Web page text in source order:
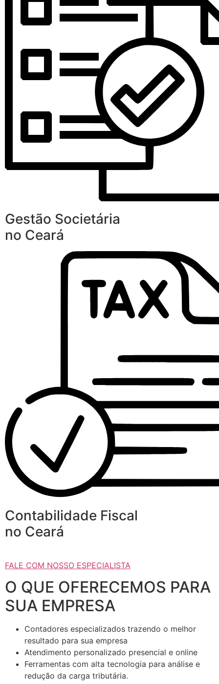
Gestão Societária
no Ceará
Contabilidade Fiscal
no Ceará
FALE COM NOSSO ESPECIALISTA
O QUE OFERECEMOS PARA
SUA EMPRESA
Contadores especializados trazendo o melhor
resultado para sua empresa
Atendimento personalizado presencial e online
Ferramentas com alta tecnologia para análise e
redução da carga tributária.